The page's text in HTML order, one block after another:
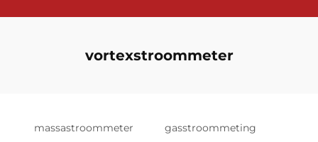
vortexstroommeter
massastroommeter gasstroommeting